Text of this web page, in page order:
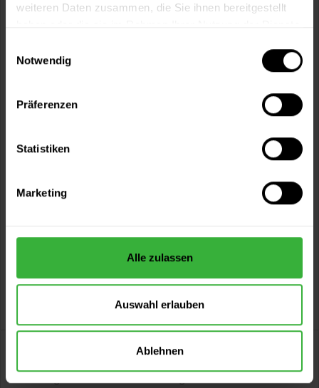
weiteren Daten zusammen, die Sie ihnen bereitgestellt
Notwendig
Präferenzen
Statistiken
Marketing
Alle zulassen
Auswahl erlauben
Ablehnen
Persönliche Beratung unter040 60 77 65 23
Lackierungen und Lackausbesserungen am Auto...